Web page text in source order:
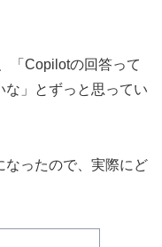
「Copilotの回答って
な」とずっと思ってい
なったので、実際にど